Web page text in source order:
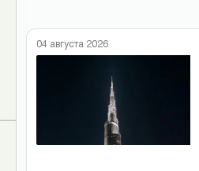
04 августа 2026